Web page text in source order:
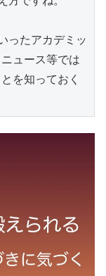
ュース等では
を知っておく